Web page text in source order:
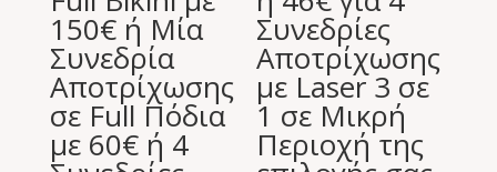
150€ ή Μία
Συνεδρία
Αποτρίχωσης
σε Full Πόδια
με 60€ ή 4
Συνεδρίες
Αποτρίχωσης
με Laser 3 σε
1 σε Μικρή
Περιοχή της